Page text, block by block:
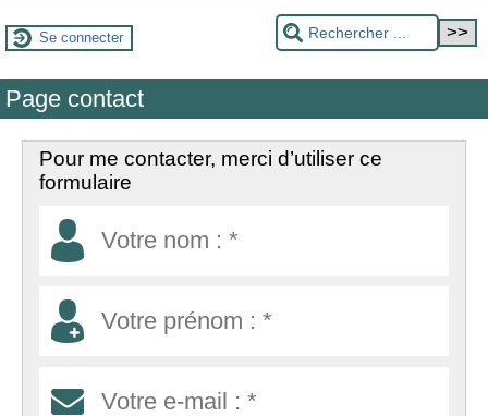
Se connecter
Page contact
Pour me contacter, merci d’utiliser ce
formulaire